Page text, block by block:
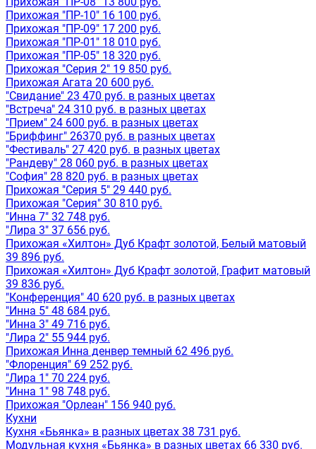
Прихожая "ПР-10" 16 100 руб.
Прихожая "ПР-09" 17 200 руб.
Прихожая "ПР-01" 18 010 руб.
Прихожая "ПР-05" 18 320 руб.
Прихожая "Серия 2" 19 850 руб.
Прихожая Агата 20 600 руб.
"Свидание" 23 470 руб. в разных цветах
"Встреча" 24 310 руб. в разных цветах
"Прием" 24 600 руб. в разных цветах
"Бриффинг" 26370 руб. в разных цветах
"Фестиваль" 27 420 руб. в разных цветах
"Рандеву" 28 060 руб. в разных цветах
"София" 28 820 руб. в разных цветах
Прихожая "Серия 5" 29 440 руб.
Прихожая "Серия" 30 810 руб.
"Инна 7" 32 748 руб.
"Лира 3" 37 656 руб.
Прихожая «Хилтон» Дуб Крафт золотой, Белый матовый
39 896 руб.
Прихожая «Хилтон» Дуб Крафт золотой, Графит матовый
39 836 руб.
"Конференция" 40 620 руб. в разных цветах
"Инна 5" 48 684 руб.
"Инна 3" 49 716 руб.
"Лира 2" 55 944 руб.
Прихожая Инна денвер темный 62 496 руб.
"Флоренция" 69 252 руб.
"Лира 1" 70 224 руб.
"Инна 1" 98 748 руб.
Прихожая "Орлеан" 156 940 руб.
Кухни
Кухня «Бьянка» в разных цветах 38 731 руб.
Модульная кухня «Бьянка» в разных цветах 66 330 руб.